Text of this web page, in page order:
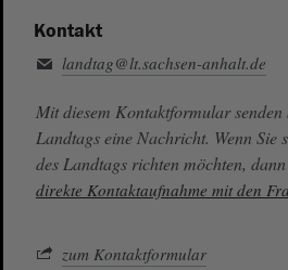
Kontakt
landtag@lt.sachsen-anhalt.de
Mit diesem Kontaktformular
Landtags eine Nachricht. Wenn Sie
des Landtags richten möchten,
direkte Kontaktaufnahme mit den
zum Kontaktformular